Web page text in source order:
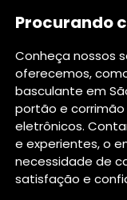
Procurando
Conheça nossos
oferecemos,
basculante em
portão e
eletrônicos.
e experientes, o
necessidade de
satisfação e